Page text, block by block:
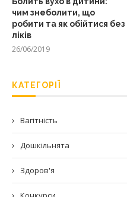
чим знеболити, що
робити та як обійтися без
ліків
26/06/2019
КАТЕГОРІЇ
Вагітність
Дошкільнята
Здоров'я